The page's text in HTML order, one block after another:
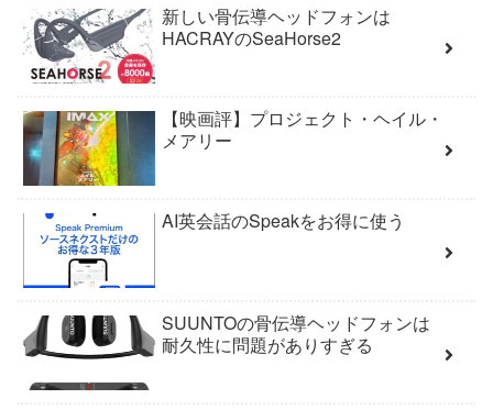
新しい骨伝導ヘッドフォンは
HACRAYのSeaHorse2
【映画評】プロジェクト・ヘイル・
メアリー
AI英会話のSpeakをお得に使う
SUUNTOの骨伝導ヘッドフォンは
耐久性に問題がありすぎる